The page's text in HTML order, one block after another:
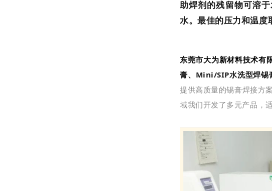
助焊剂的残留物可溶
水。最佳的压力和温度
东莞市大为新材料技术有
膏、Mini/SIP水洗型焊锡
提供高质量的锡膏焊接方
域我们开发了多元产品，